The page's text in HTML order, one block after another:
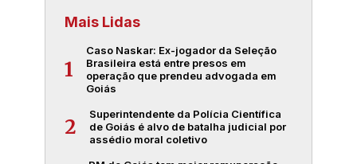
Mais Lidas
1
Caso Naskar: Ex-jogador da Seleção
Brasileira está entre presos em
operação que prendeu advogada em
Goiás
2
Superintendente da Polícia Científica
de Goiás é alvo de batalha judicial por
assédio moral coletivo